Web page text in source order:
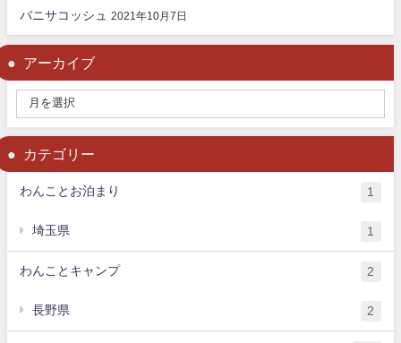
バニサコッシュ 2021年10月7日
アーカイブ
カテゴリー
わんことお泊まり 1
埼玉県 1
わんことキャンプ 2
長野県 2